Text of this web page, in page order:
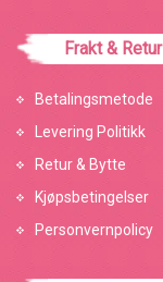
Frakt & Retur
Betalingsmetode
Levering Politikk
Retur & Bytte
Kjøpsbetingelser
Personvernpolicy